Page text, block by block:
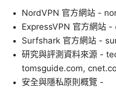
NordVPN 官方網站 -
ExpressVPN 官方網站
Surfshark 官方網站 -
研究與評測資料來源 -
tomsguide.com,
安全與隱私原則概覽 -